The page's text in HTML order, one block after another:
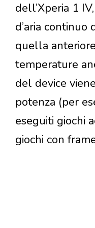
dell’Xperia 1
d’aria
quella
temperature
del device
potenza (per
eseguiti giochi
giochi con